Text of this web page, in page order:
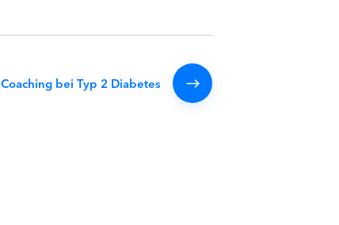
Coaching bei Typ 2 Diabetes